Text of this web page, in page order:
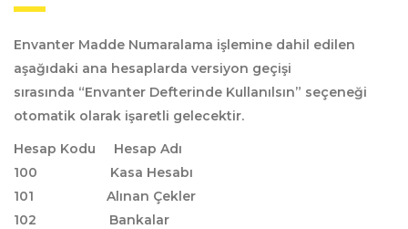
Envanter Madde Numaralama işlemine dahil edilen
aşağıdaki ana hesaplarda versiyon geçişi
sırasında “Envanter Defterinde Kullanılsın” seçeneği
otomatik olarak işaretli gelecektir.
Hesap Kodu Hesap Adı
100 Kasa Hesabı
101 Alınan Çekler
102 Bankalar